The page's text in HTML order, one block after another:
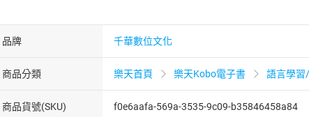
品牌 千華數位文化
商品分類 樂天首頁 樂天Kobo電子書 語言學習
商品貨號(SKU) f0e6aafa-569a-3535-9c09-b35846458a84